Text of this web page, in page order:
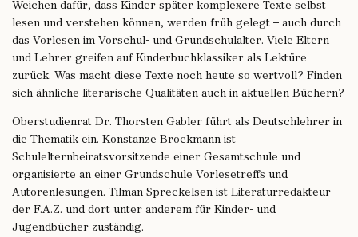
Weichen dafür, dass Kinder später komplexere Texte selbst
lesen und verstehen können, werden früh gelegt – auch durch
das Vorlesen im Vorschul- und Grundschulalter. Viele Eltern
und Lehrer greifen auf Kinderbuchklassiker als Lektüre
zurück. Was macht diese Texte noch heute so wertvoll? Finden
sich ähnliche literarische Qualitäten auch in aktuellen Büchern?
Oberstudienrat Dr. Thorsten Gabler führt als Deutschlehrer in
die Thematik ein. Konstanze Brockmann ist
Schulelternbeiratsvorsitzende einer Gesamtschule und
organisierte an einer Grundschule Vorlesetreffs und
Autorenlesungen. Tilman Spreckelsen ist Literaturredakteur
der F.A.Z. und dort unter anderem für Kinder- und
Jugendbücher zuständig.